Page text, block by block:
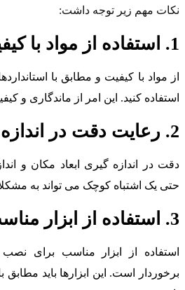
مهم زیر توجه داشت:
مواد با کیفیت و مطابق با
کنید. این امر از ماندگاری و
در اندازه گیری ابعاد مکان و
یک اشتباه کوچک می تواند به
از ابزار مناسب برای نصب
است. این ابزارها باید مطابق